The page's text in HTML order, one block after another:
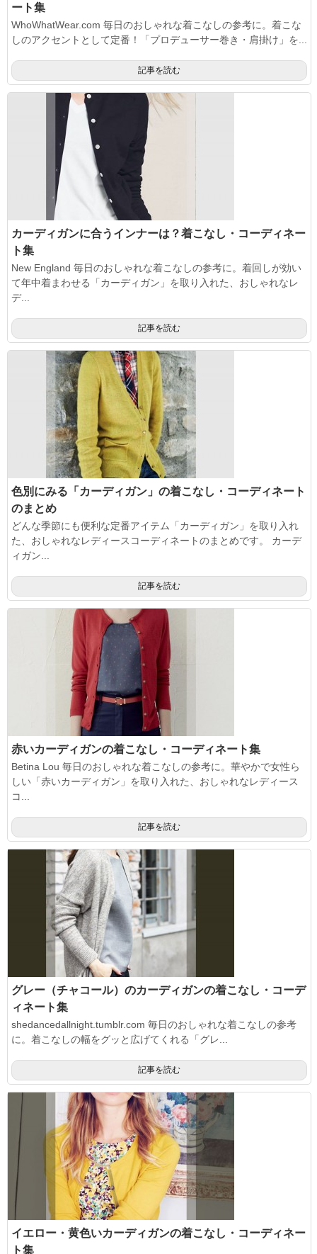
ート集
WhoWhatWear.com 毎日のおしゃれな着こなしの参考に。着こな
しのアクセントとして定番！「プロデューサー巻き・肩掛け」を...
記事を読む
カーディガンに合うインナーは？着こなし・コーディネー
ト集
New England 毎日のおしゃれな着こなしの参考に。着回しが効い
て年中着まわせる「カーディガン」を取り入れた、おしゃれなレ
デ...
記事を読む
色別にみる「カーディガン」の着こなし・コーディネート
のまとめ
どんな季節にも便利な定番アイテム「カーディガン」を取り入れ
た、おしゃれなレディースコーディネートのまとめです。 カーデ
ィガン...
記事を読む
赤いカーディガンの着こなし・コーディネート集
Betina Lou 毎日のおしゃれな着こなしの参考に。華やかで女性ら
しい「赤いカーディガン」を取り入れた、おしゃれなレディース
コ...
記事を読む
グレー（チャコール）のカーディガンの着こなし・コーデ
ィネート集
shedancedallnight.tumblr.com 毎日のおしゃれな着こなしの参考
に。着こなしの幅をグッと広げてくれる「グレ...
記事を読む
イエロー・黄色いカーディガンの着こなし・コーディネー
ト集